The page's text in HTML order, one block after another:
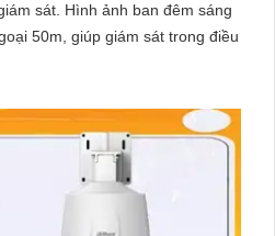
đêm sáng
50m, giúp giám sát trong điều